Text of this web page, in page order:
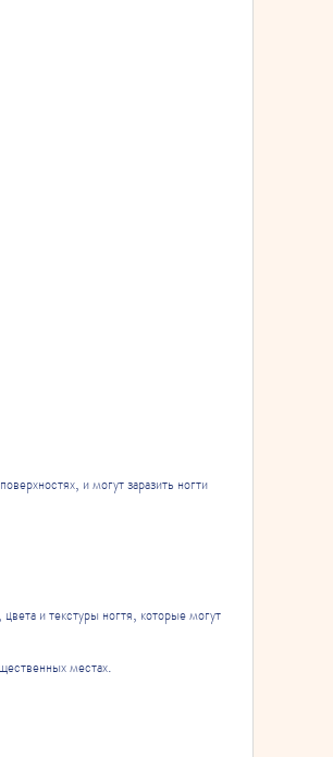
и текстуры ногтя, которые могут
местах.